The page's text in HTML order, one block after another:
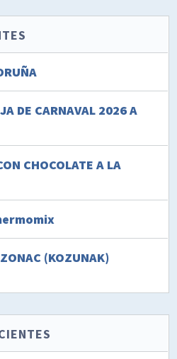
DE CARNAVAL 2026 A
CHOCOLATE A LA
(KOZUNAK)